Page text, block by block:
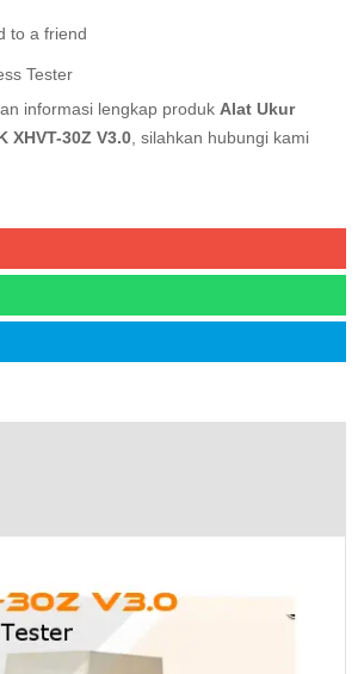
to a friend
Tester
informasi lengkap produk Alat Ukur
XHVT-30Z V3.0 , silahkan hubungi kami